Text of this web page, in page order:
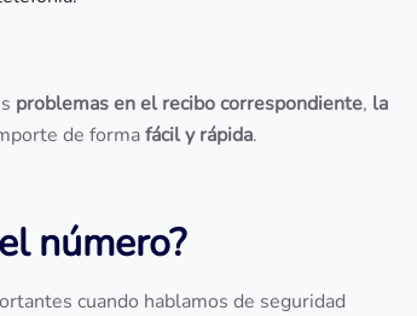
problemas en el recibo correspondiente, la
de formafácil y rápida.
número?
cuando hablamos de seguridad